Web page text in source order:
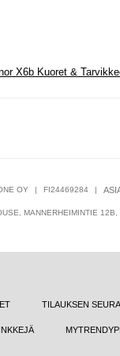
X6b Kuoret &
OY | FI24469284 |
MANNERHEIMINTIE
TILAUKSEN